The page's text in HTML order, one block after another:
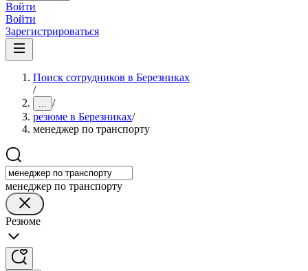
Войти
Войти
Зарегистрироваться
Поиск сотрудников в Березниках
/
... /
резюме в Березниках/
менеджер по транспорту
менеджер по транспорту
Резюме